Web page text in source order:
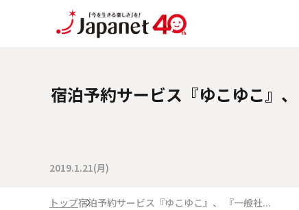
宿泊予約サービス『ゆこゆこ』
2019.1.21(月)
トップ宿泊予約サービス『ゆこゆこ』、 『一般社...